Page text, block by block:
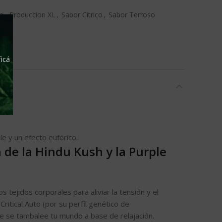
, Produccion XL , Sabor Citrico , Sabor Terroso
y un efecto eufórico.
la Hindu Kush y la Purple
tejidos corporales para aliviar la tensión y el
Auto (por su perfil genético de
se tambalee tu mundo a base de relajación.